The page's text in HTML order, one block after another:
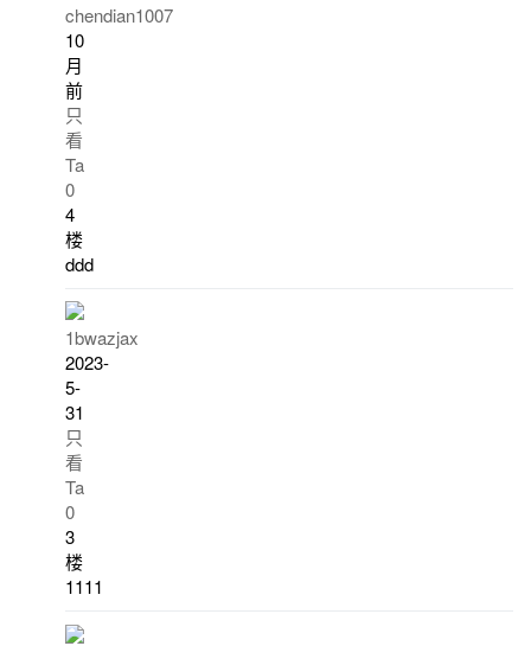
chendian1007
10
月
前
只
看
Ta
0
4
楼
ddd
1bwazjax
2023-
5-
31
只
看
Ta
0
3
楼
1111